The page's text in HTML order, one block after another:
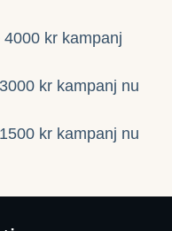
kr kampanj
kr kampanj nu
kr kampanj nu